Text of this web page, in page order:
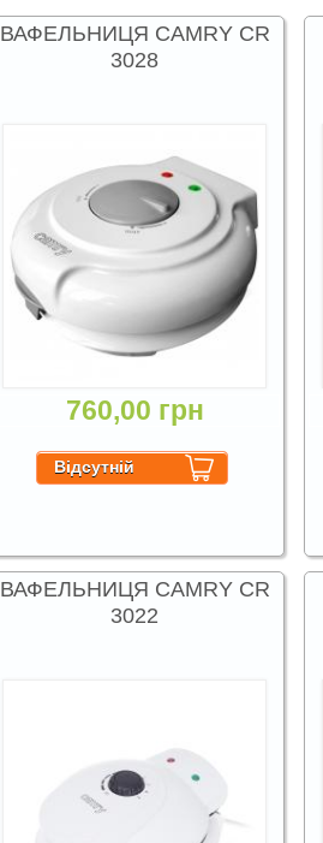
ВАФЕЛЬНИЦЯ CAMRY CR
3028
760,00 грн
ВАФЕЛЬНИЦЯ CAMRY CR
3022